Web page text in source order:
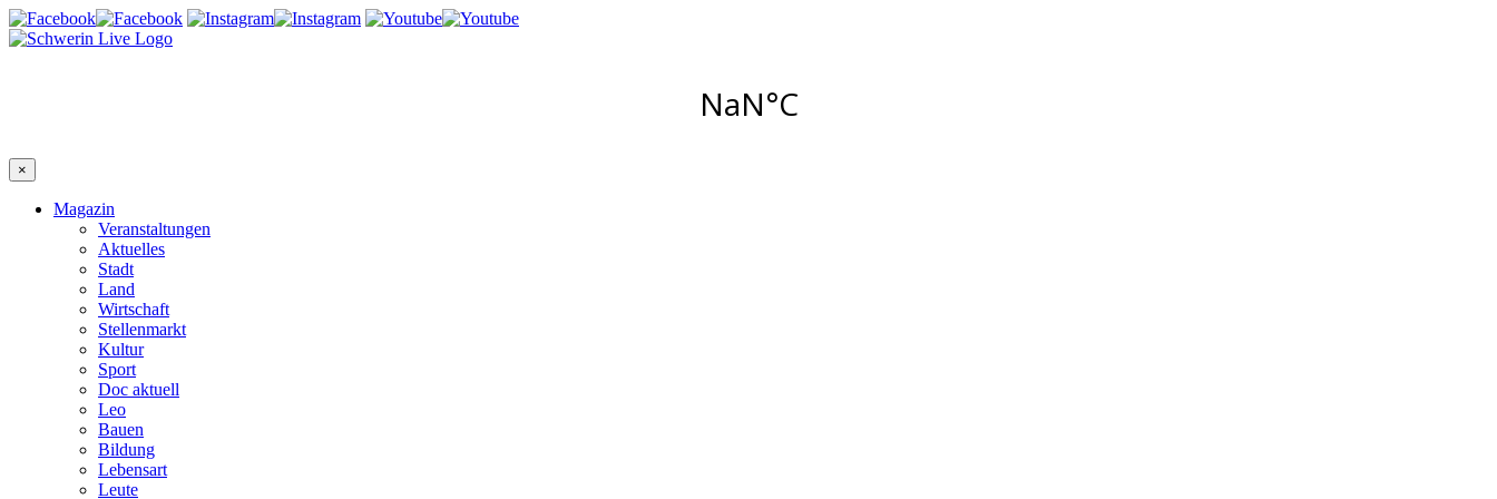
×
Magazin
Veranstaltungen
Aktuelles
Stadt
Land
Wirtschaft
Stellenmarkt
Kultur
Sport
Doc aktuell
Leo
Bauen
Bildung
Lebensart
Leute